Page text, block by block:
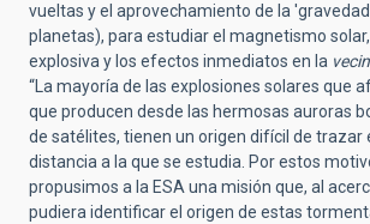
vueltas y el aprovechamiento de la
planetas), para estudiar el magnetismo
explosiva y los efectos inmediatos en la
“La mayoría de las explosiones solares que
que producen desde las hermosas auroras
de satélites, tienen un origen difícil de trazar
distancia a la que se estudia. Por estos
propusimos a la ESA una misión que, al
pudiera identificar el origen de estas